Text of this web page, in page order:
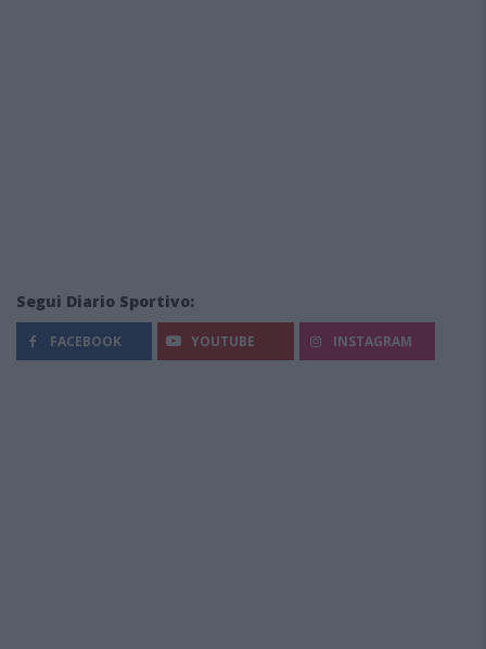
Segui Diario Sportivo:
FACEBOOK YOUTUBE INSTAGRAM